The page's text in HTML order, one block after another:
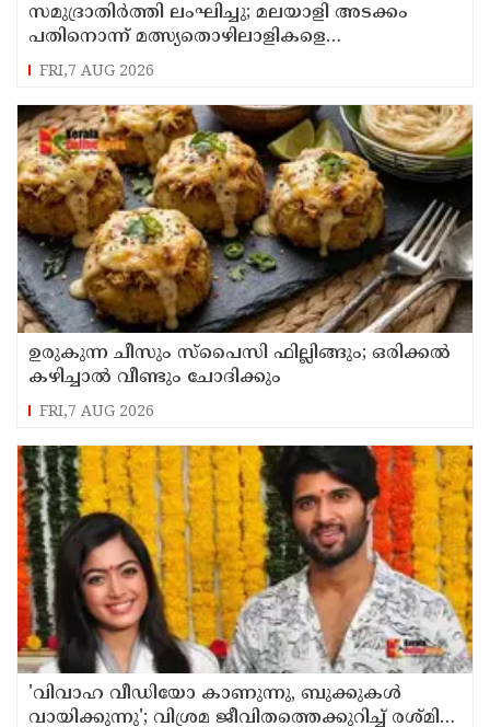
സമുദ്രാതിർത്തി ലംഘിച്ചു; മലയാളി അടക്കം
പതിനൊന്ന് മത്സ്യതൊഴിലാളികളെ
കസ്റ്റഡിയിലെടുത്ത് ശ്രീലങ്കൻ നാവികസേന
FRI,7 AUG 2026
ഉരുകുന്ന ചീസും സ്പൈസി ഫില്ലിങ്ങും; ഒരിക്കൽ
കഴിച്ചാൽ വീണ്ടും ചോദിക്കും
FRI,7 AUG 2026
'വിവാഹ വീഡിയോ കാണുന്നു, ബുക്കുകള്‍
വായിക്കുന്നു'; വിശ്രമ ജീവിതത്തെക്കുറിച്ച് രശ്മിക